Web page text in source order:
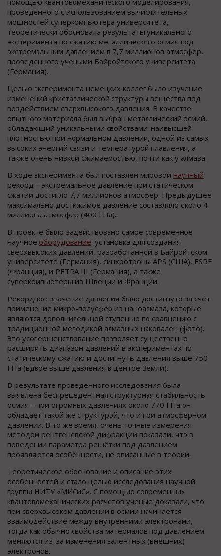
проведенного с использованием вычислительных
мощностей суперкомпьютера университета,
теоретически обосновала результаты уникального
эксперимента по сжатию металлического осмия под
экстремальным давлением в 7,7 миллионов атмосфер,
проведенного учеными Байройтского университета
(Германия).
Целью эксперимента немецких коллег было изучение
изменений кристаллической структуры вещества под
воздействием сверхвысокого давления. В качестве
опытного материала был выбран металлический осмий,
обладающий уникальными свойствами: наивысшей
плотностью при нормальном давлении, одной из самых
высоких энергий связи и температурой плавления, а
также очень низкой сжимаемостью, почти как у алмаза.
В ходе эксперимента был поставлен мировой научный
рекорд – экстремальное давление при статическом
сжатии достигло 7,7 миллионов атмосфер. Предыдущее
максимально достижимое давление составляло около 4
миллиона атмосфер (400 ГПа).
В проекте было задействовано самое современное
научное оборудование: установка для создания
сверхвысоких давлений, разработанной в Байройтском
университете (Германия), синхротроны APS (США), ESRF
(Франция), и PETRA III (Германия), а также
суперкомпьютеры из Швеции и Франции.
Рекордное значение давления было достигнуто за счёт
применение микро-полусфер из наноалмаза, которые
являются дополнительной ступенью по сравнению с
традиционной методикой алмазных наковален (фото).
Это усовершенствование позволяет существенно
расширить диапазон давлений в экспериментах по
статическому сжатию и достигнуть давления выше 750
ГПа (вдвое выше давления в центре Земли).
В результате проведенного исследования была
выявлена беспрецедентная структурная стабильность
осмия – при огромных давлениях около 770 ГПа он
обладает такой же структурой, что и при атмосферном
давлении. В то же время, очень точные измерения
методом рентгеновской дифракции показали, что в
поведении параметра решётки под давлением
проявляются особенности, не описанные в теории.
Теоретическое обоснование и описание этих
особенностей и стало целью исследования научной
группы НИТУ «МИСиС». С помощью современных
квантовомеханических расчётов ученые доказали, что
при сверхвысоком давлении в осмии начинается
взаимодействие между внутренними электронами,
тогда как обычно свойства материалов под давлением
меняются из-за изменения валентных (внешних)
электронов.